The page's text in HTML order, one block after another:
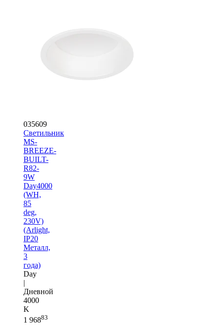
035609
Светильник
MS-
BREEZE-
BUILT-
R82-
9W
Day4000
(WH,
85
deg,
230V)
(Arlight,
IP20
Металл,
3
года)
Day
|
Дневной
4000
K
1 96883